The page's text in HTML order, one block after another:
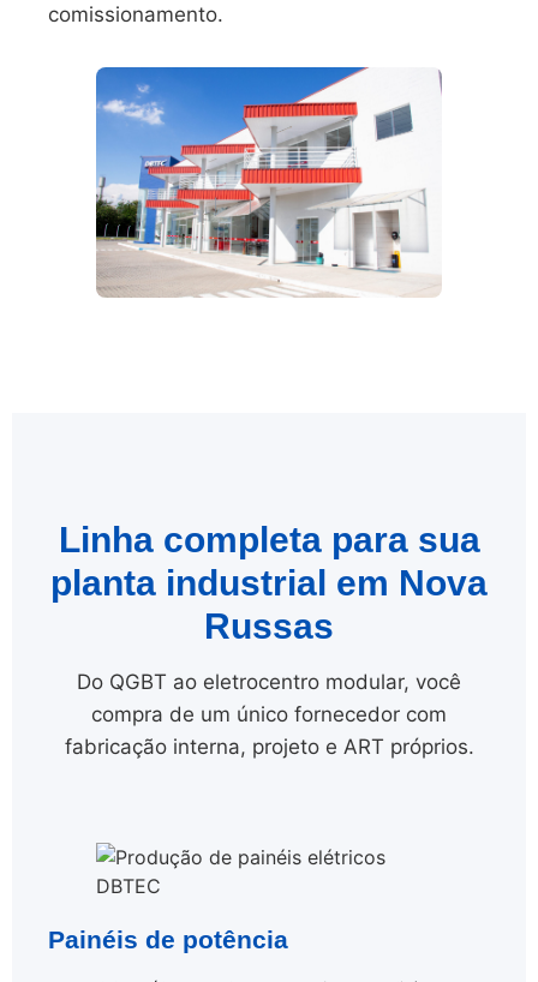
comissionamento.
Linha completa para sua
planta industrial em Nova
Russas
Do QGBT ao eletrocentro modular, você
compra de um único fornecedor com
fabricação interna, projeto e ART próprios.
Painéis de potência